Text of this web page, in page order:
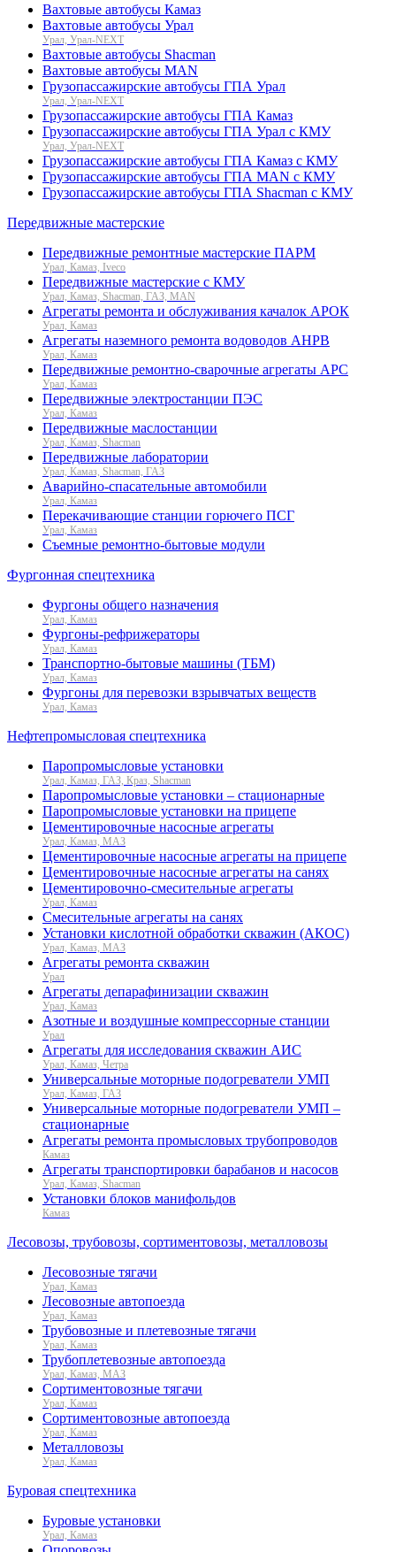
Вахтовые автобусы Камаз
Вахтовые автобусы Урал
Урал, Урал-NEXT
Вахтовые автобусы Shacman
Вахтовые автобусы MAN
Грузопассажирские автобусы ГПА Урал
Урал, Урал-NEXT
Грузопассажирские автобусы ГПА Камаз
Грузопассажирские автобусы ГПА Урал с КМУ
Урал, Урал-NEXT
Грузопассажирские автобусы ГПА Камаз с КМУ
Грузопассажирские автобусы ГПА MAN с КМУ
Грузопассажирские автобусы ГПА Shacman с КМУ
Передвижные мастерские
Передвижные ремонтные мастерские ПАРМ
Урал, Камаз, Iveco
Передвижные мастерские с КМУ
Урал, Камаз, Shacman, ГАЗ, MAN
Агрегаты ремонта и обслуживания качалок АРОК
Урал, Камаз
Агрегаты наземного ремонта водоводов АНРВ
Урал, Камаз
Передвижные ремонтно-сварочные агрегаты АРС
Урал, Камаз
Передвижные электростанции ПЭС
Урал, Камаз
Передвижные маслостанции
Урал, Камаз, Shacman
Передвижные лаборатории
Урал, Камаз, Shacman, ГАЗ
Аварийно-спасательные автомобили
Урал, Камаз
Перекачивающие станции горючего ПСГ
Урал, Камаз
Съемные ремонтно-бытовые модули
Фургонная спецтехника
Фургоны общего назначения
Урал, Камаз
Фургоны-рефрижераторы
Урал, Камаз
Транспортно-бытовые машины (ТБМ)
Урал, Камаз
Фургоны для перевозки взрывчатых веществ
Урал, Камаз
Нефтепромысловая спецтехника
Паропромысловые установки
Урал, Камаз, ГАЗ, Краз, Shacman
Паропромысловые установки – стационарные
Паропромысловые установки на прицепе
Цементировочные насосные агрегаты
Урал, Камаз, МАЗ
Цементировочные насосные агрегаты на прицепе
Цементировочные насосные агрегаты на санях
Цементировочно-смесительные агрегаты
Урал, Камаз
Смесительные агрегаты на санях
Установки кислотной обработки скважин (АКОС)
Урал, Камаз, МАЗ
Агрегаты ремонта скважин
Урал
Агрегаты депарафинизации скважин
Урал, Камаз
Азотные и воздушные компрессорные станции
Урал
Агрегаты для исследования скважин АИС
Урал, Камаз, Четра
Универсальные моторные подогреватели УМП
Урал, Камаз, ГАЗ
Универсальные моторные подогреватели УМП –
стационарные
Агрегаты ремонта промысловых трубопроводов
Камаз
Агрегаты транспортировки барабанов и насосов
Урал, Камаз, Shacman
Установки блоков манифольдов
Камаз
Лесовозы, трубовозы, сортиментовозы, металловозы
Лесовозные тягачи
Урал, Камаз
Лесовозные автопоезда
Урал, Камаз
Трубовозные и плетевозные тягачи
Урал, Камаз
Трубоплетевозные автопоезда
Урал, Камаз, МАЗ
Сортиментовозные тягачи
Урал, Камаз
Сортиментовозные автопоезда
Урал, Камаз
Металловозы
Урал, Камаз
Буровая спецтехника
Буровые установки
Урал, Камаз